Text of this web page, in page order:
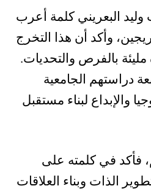
وليد البعريني كلمة أعرب
وأكد أن هذا التخرج
بالفرص والتحديات.
دراستهم الجامعية
والإبداع لبناء مستقبل
فأكد في كلمته على
الذات وبناء العلاقات